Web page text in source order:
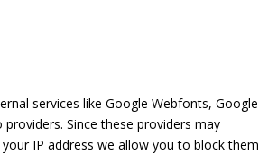
services like Google Webfonts, Google
providers. Since these providers may
IP address we allow you to block them